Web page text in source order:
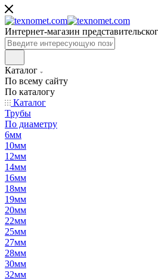
Интернет-магазин
Каталог
По всему сайту
По каталогу
Каталог
Трубы
По диаметру
6мм
10мм
12мм
14мм
16мм
18мм
19мм
20мм
22мм
25мм
27мм
28мм
30мм
32мм